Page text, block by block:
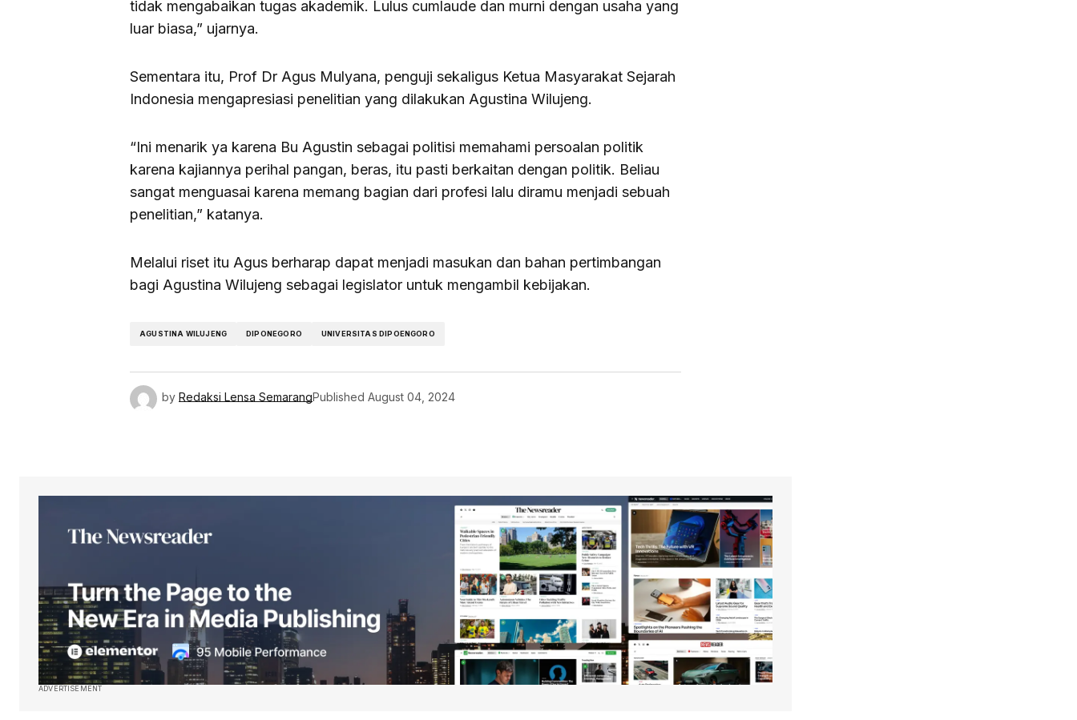
tidak mengabaikan tugas akademik. Lulus cumlaude dan murni dengan usaha yang
luar biasa,” ujarnya.
Sementara itu, Prof Dr Agus Mulyana, penguji sekaligus Ketua Masyarakat Sejarah
Indonesia mengapresiasi penelitian yang dilakukan Agustina Wilujeng.
“Ini menarik ya karena Bu Agustin sebagai politisi memahami persoalan politik
karena kajiannya perihal pangan, beras, itu pasti berkaitan dengan politik. Beliau
sangat menguasai karena memang bagian dari profesi lalu diramu menjadi sebuah
penelitian,” katanya.
Melalui riset itu Agus berharap dapat menjadi masukan dan bahan pertimbangan
bagi Agustina Wilujeng sebagai legislator untuk mengambil kebijakan.
AGUSTINA WILUJENG DIPONEGORO UNIVERSITAS DIPOENGORO
by Redaksi Lensa SemarangPublished August 04, 2024
ADVERTISEMENT